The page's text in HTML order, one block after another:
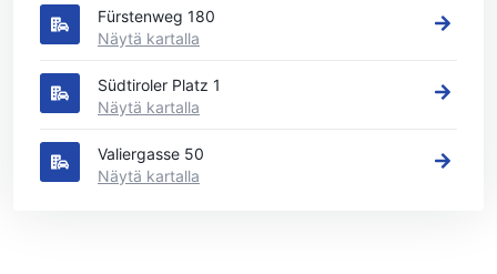
Fürstenweg 180
Näytä kartalla
Südtiroler Platz 1
Näytä kartalla
Valiergasse 50
Näytä kartalla